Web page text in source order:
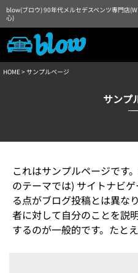
blow(ブロウ) 90年代メルセデスベンツ専門店
心)
HOME> サンプルページ
サンプ
これはサンプルページです
のテーマでは) サイトナビ
る点がブログ投稿とは異な
者に対して自分のことを説
するのが一般的です。たと